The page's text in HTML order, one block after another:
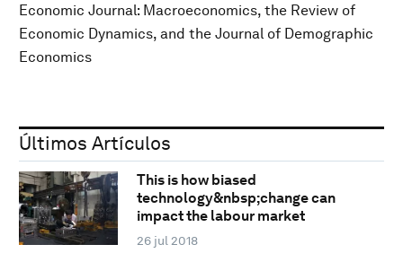
Economic Journal: Macroeconomics, the Review of
Economic Dynamics, and the Journal of Demographic
Economics
Últimos Artículos
This is how biased
technology&nbsp;change can
impact the labour market
26 jul 2018